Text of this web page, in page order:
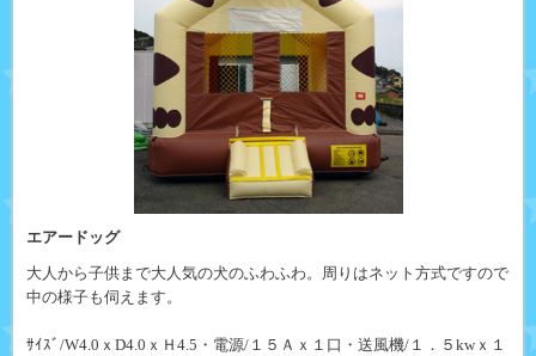
エアードッグ
大人から子供まで大人気の犬のふわふわ。周りはネット方式ですので
中の様子も伺えます。
ｻｲｽﾞ/W4.0ｘD4.0ｘＨ4.5・電源/１５Ａｘ１口・送風機/１．５kwｘ１